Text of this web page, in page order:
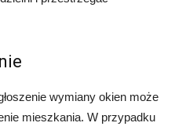
wymiany okien może
mieszkania. W przypadku